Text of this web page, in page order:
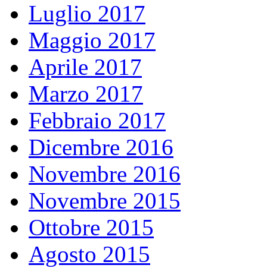
Luglio 2017
Maggio 2017
Aprile 2017
Marzo 2017
Febbraio 2017
Dicembre 2016
Novembre 2016
Novembre 2015
Ottobre 2015
Agosto 2015